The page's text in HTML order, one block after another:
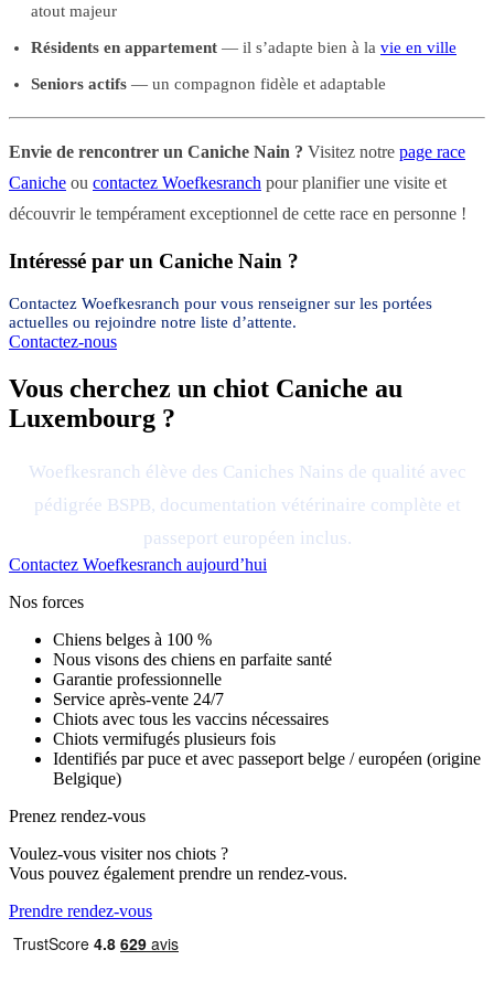
atout majeur
Résidents en appartement — il s’adapte bien à la vie en ville
Seniors actifs — un compagnon fidèle et adaptable
Envie de rencontrer un Caniche Nain ? Visitez notre page race
Caniche ou contactez Woefkesranch pour planifier une visite et
découvrir le tempérament exceptionnel de cette race en personne !
Intéressé par un Caniche Nain ?
Contactez Woefkesranch pour vous renseigner sur les portées
actuelles ou rejoindre notre liste d’attente.
Contactez-nous
Vous cherchez un chiot Caniche au
Luxembourg ?
Woefkesranch élève des Caniches Nains de qualité avec
pédigrée BSPB, documentation vétérinaire complète et
passeport européen inclus.
Contactez Woefkesranch aujourd’hui
Nos forces
Chiens belges à 100 %
Nous visons des chiens en parfaite santé
Garantie professionnelle
Service après-vente 24/7
Chiots avec tous les vaccins nécessaires
Chiots vermifugés plusieurs fois
Identifiés par puce et avec passeport belge / européen (origine
Belgique)
Prenez rendez-vous
Voulez-vous visiter nos chiots ?
Vous pouvez également prendre un rendez-vous.
Prendre rendez-vous